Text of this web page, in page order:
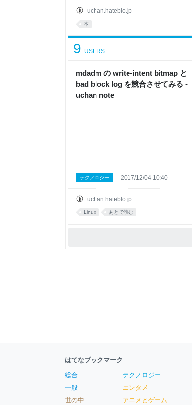
uchan.hateblo.jp
本
mdadm の write-intent bitmap と
bad block log を競合させてみる -
uchan note
9 USERS
uchan.hateblo.jp
テクノロジー 2017/12/04 10:40
Linux あとで読む
はてなブックマーク
総合
一般
世の中
テクノロジー
エンタメ
アニメとゲーム